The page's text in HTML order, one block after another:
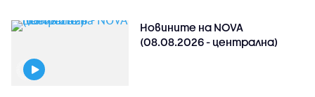
Новините на NOVA
(08.08.2026 - централна)